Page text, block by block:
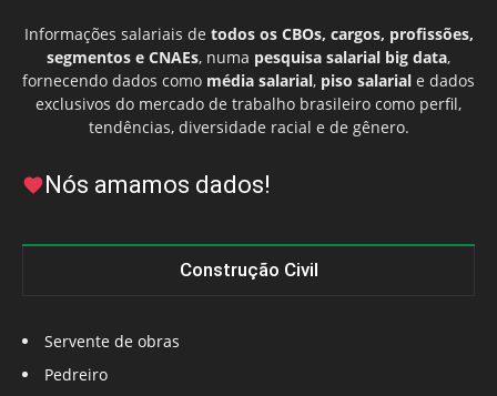
Informações salariais de todos os CBOs, cargos, profissões,
segmentos e CNAEs, numa pesquisa salarial big data,
fornecendo dados como média salarial, piso salarial e dados
exclusivos do mercado de trabalho brasileiro como perfil,
tendências, diversidade racial e de gênero.
Nós amamos dados!
Construção Civil
Servente de obras
Pedreiro